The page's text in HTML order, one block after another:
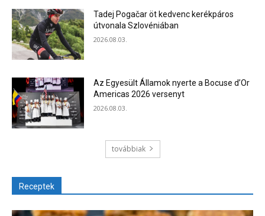
Tadej Pogačar öt kedvenc kerékpáros
útvonala Szlovéniában
2026.08.03.
Az Egyesült Államok nyerte a Bocuse d’Or
Americas 2026 versenyt
2026.08.03.
továbbiak
Receptek